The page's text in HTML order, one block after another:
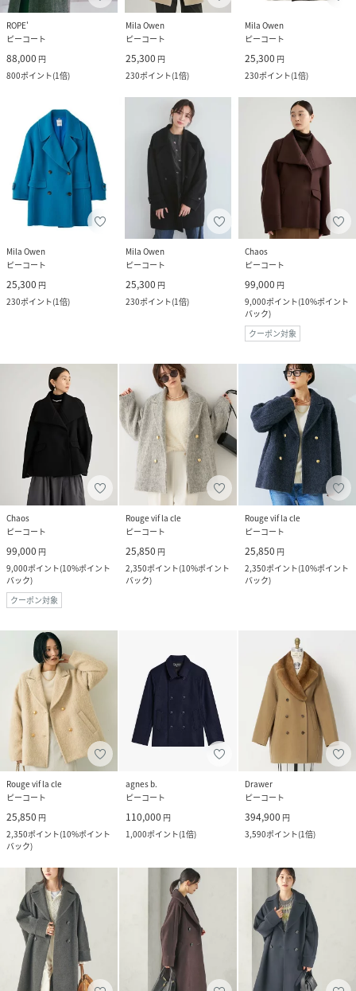
ROPE'
ピーコート
88,000 円
800ポイント(1倍)
Mila Owen
ピーコート
25,300 円
230ポイント(1倍)
Mila Owen
ピーコート
25,300 円
230ポイント(1倍)
Mila Owen
ピーコート
25,300 円
230ポイント(1倍)
Mila Owen
ピーコート
25,300 円
230ポイント(1倍)
Chaos
ピーコート
99,000 円
9,000ポイント(10%ポイント
バック)
クーポン対象
Chaos
ピーコート
99,000 円
9,000ポイント(10%ポイント
バック)
クーポン対象
Rouge vif la cle
ピーコート
25,850 円
2,350ポイント(10%ポイント
バック)
Rouge vif la cle
ピーコート
25,850 円
2,350ポイント(10%ポイント
バック)
Rouge vif la cle
ピーコート
25,850 円
2,350ポイント(10%ポイント
バック)
agnes b.
ピーコート
110,000 円
1,000ポイント(1倍)
Drawer
ピーコート
394,900 円
3,590ポイント(1倍)